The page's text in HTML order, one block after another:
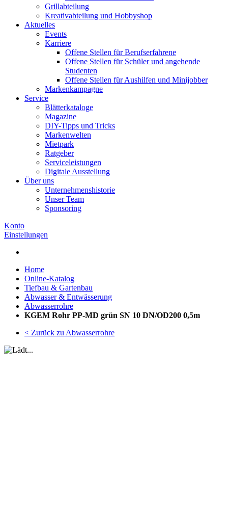
Grillabteilung
Kreativabteilung und Hobbyshop
Aktuelles
Events
Karriere
Offene Stellen für Berufserfahrene
Offene Stellen für Schüler und angehende
Studenten
Offene Stellen für Aushilfen und Minijobber
Markenkampagne
Service
Blätterkataloge
Magazine
DIY-Tipps und Tricks
Markenwelten
Mietpark
Ratgeber
Serviceleistungen
Digitale Ausstellung
Über uns
Unternehmenshistorie
Unser Team
Sponsoring
Konto
Einstellungen
Home
Online-Katalog
Tiefbau & Gartenbau
Abwasser & Entwässerung
Abwasserrohre
KGEM Rohr PP-MD grün SN 10 DN/OD200 0,5m
< Zurück zu Abwasserrohre